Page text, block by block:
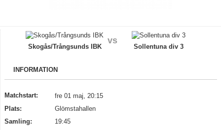
Truppen / Kontakt
Bildgalleri
Skogås/Trångsunds IBK
vs
Sollentuna div 3
INFORMATION
Matchstart:
fre 01 maj, 20:15
Plats:
Glömstahallen
Samling:
19:45